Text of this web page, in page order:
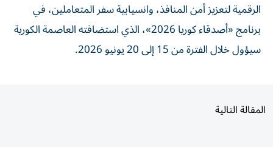
برنامج «أصدقاء كوريا 2026»، الذي استضافته العاصمة الكورية
سيؤول خلال الفترة من 15 إلى 20 يونيو 2026.